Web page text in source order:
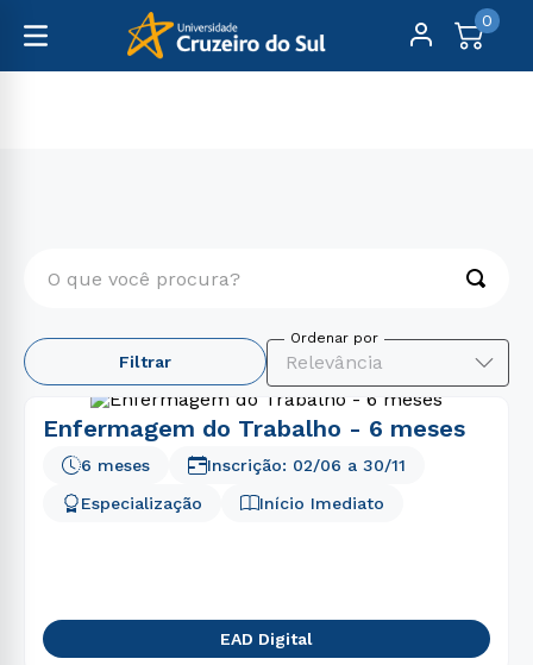
0
Filtrar Relevância
Enfermagem do Trabalho - 6 meses
Especialização
6 meses
Início Imediato
Inscrição: 02/06 a 30/11
EAD Digital
TERMOS MAIS BUSCADOS
psicologia
2 º
engenharia
º
enfermagem
7º
biomedicina
8º
educação física